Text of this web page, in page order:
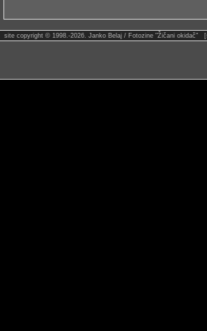
site copyright © 1998.-2026. Janko Belaj / Fotozine "Žičani okidač"